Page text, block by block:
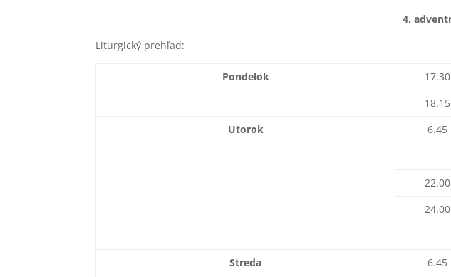
4.
Liturgický prehľad:
Pondelok 17.30
18.15
Utorok 6.45
22.00
24.00
Streda
6.45